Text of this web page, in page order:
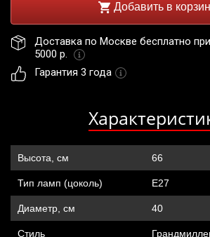
Добавить в
Доставка по Москве бесплатно
5000 р.
Гарантия 3 года
Высота, см 66
Тип ламп (цоколь) Е27
Диаметр, см 40
Стиль